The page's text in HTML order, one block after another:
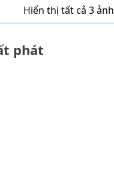
Hiển thị tất cả 3 ảnh
phát